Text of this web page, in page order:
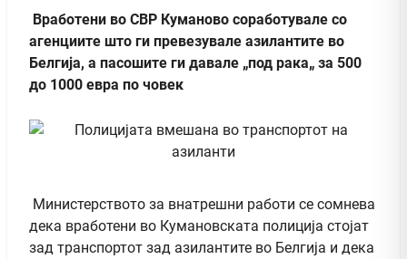
Вработени во СВР Куманово соработувале со
агенциите што ги превезувале азилантите во
Белгија, а пасошите ги давале „под рака„ за 500
до 1000 евра по човек
Министерството за внатрешни работи се сомнева
дека вработени во Кумановската полиција стојат
зад транспортот зад азилантите во Белгија и дека